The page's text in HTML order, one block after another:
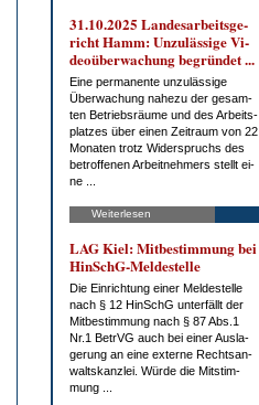
31.10.2025 Lan­des­ar­beits­ge­
richt Hamm: Un­zu­läs­si­ge Vi­
deo­über­wa­chung be­grün­det ...
Ei­ne per­ma­nen­te un­zu­läs­si­ge
Über­wa­chung na­he­zu der ge­sam­
ten Be­triebs­räu­me und des Ar­beits­
plat­zes über ei­nen Zeit­raum von 22
Mo­na­ten trotz Wi­der­spruchs des
be­trof­fe­nen Ar­beit­neh­mers stellt ei­
ne ...
Weiterlesen
LAG Kiel: Mit­be­stim­mung bei
HinSchG-Mel­de­stel­le
Die Ein­rich­tung ei­ner Mel­de­stel­le
nach § 12 HinSchG un­ter­fällt der
Mit­be­stim­mung nach § 87 Abs.1
Nr.1 Be­trVG auch bei ei­ner Aus­la­
ge­rung an ei­ne ex­ter­ne Rechts­an­
walts­kanz­lei. Wür­de die Mit­stim­
mung ...